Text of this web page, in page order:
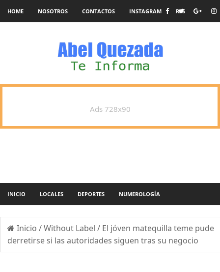
HOME NOSOTROS CONTACTOS INSTAGRAM RSS
Ads 728x90
INICIO LOCALES DEPORTES NUMEROLOGÍA
Inicio /Without Label / El jóven matequilla teme pude
derretirse si las autoridades siguen tras su negocio